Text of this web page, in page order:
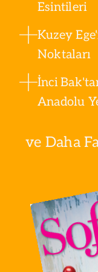
Esintileri
Kuzey
Noktaları
İnci
Anadolu
ve Daha